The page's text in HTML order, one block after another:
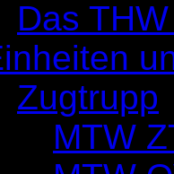
Das
Zugtrupp
MTW